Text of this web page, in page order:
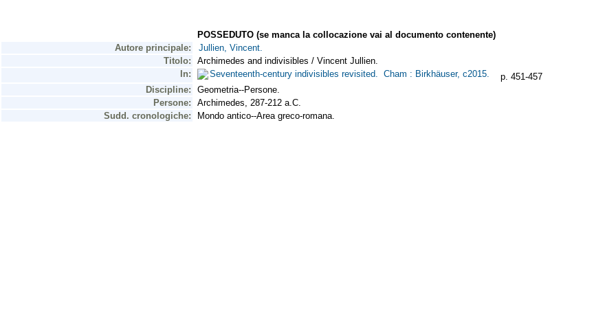
POSSEDUTO (se manca la collocazione vai al documento contenente)
Autore principale:
Jullien, Vincent.
Titolo:
Archimedes and indivisibles / Vincent Jullien.
In:
Seventeenth-century indivisibles revisited. Cham : Birkhäuser, c2015.
p. 451-457
Discipline:
Geometria--Persone.
Persone:
Archimedes, 287-212 a.C.
Sudd. cronologiche:
Mondo antico--Area greco-romana.